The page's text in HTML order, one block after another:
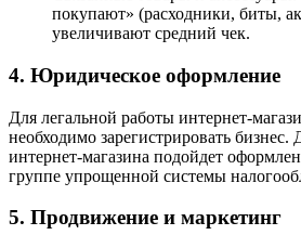
покупают» (расходники, биты,
увеличивают средний чек.
4. Юридическое оформление
Для легальной работы интернет-
необходимо зарегистрировать бизнес.
интернет-магазина подойдет
группе упрощенной системы
5. Продвижение и маркетинг